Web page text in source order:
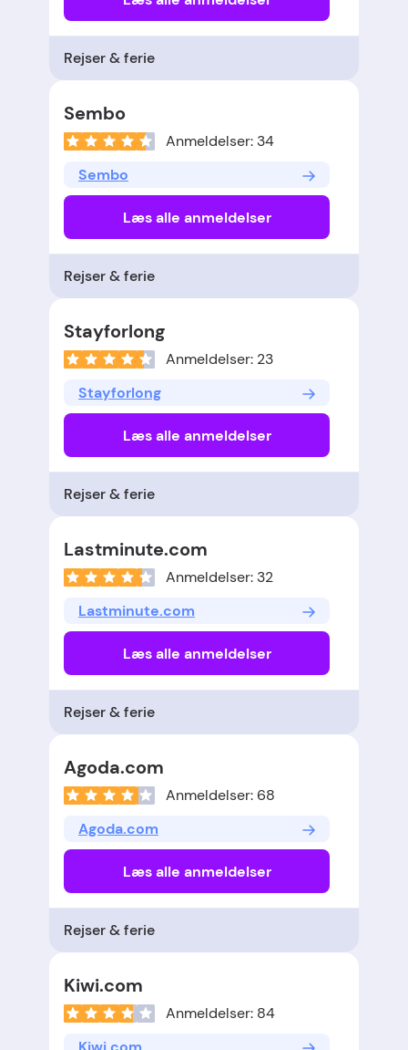
Rejser & ferie
Sembo
Anmeldelser: 34
Sembo
Læs alle anmeldelser
Rejser & ferie
Stayforlong
Anmeldelser: 23
Stayforlong
Læs alle anmeldelser
Rejser & ferie
Lastminute.com
Anmeldelser: 32
Lastminute.com
Læs alle anmeldelser
Rejser & ferie
Agoda.com
Anmeldelser: 68
Agoda.com
Læs alle anmeldelser
Rejser & ferie
Kiwi.com
Anmeldelser: 84